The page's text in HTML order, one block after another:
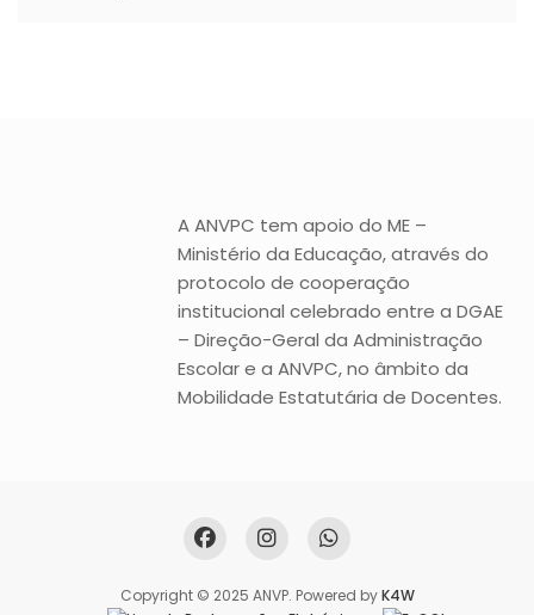
A ANVPC tem apoio do ME –
Ministério da Educação, através do
protocolo de cooperação
institucional celebrado entre a DGAE
– Direção-Geral da Administração
Escolar e a ANVPC, no âmbito da
Mobilidade Estatutária de Docentes.
Copyright © 2025 ANVP. Powered byK4W